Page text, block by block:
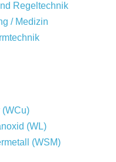
Regeltechnik
/ Medizin
(WCu)
(WL)
(WSM)